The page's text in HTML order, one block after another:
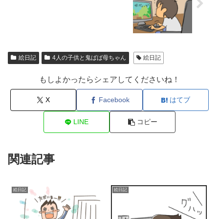
絵日記 4人の子供と鬼ばば母ちゃん 絵日記
もしよかったらシェアしてくださいね！
X Facebook はてブ
LINE コピー
関連記事
絵日記 絵日記